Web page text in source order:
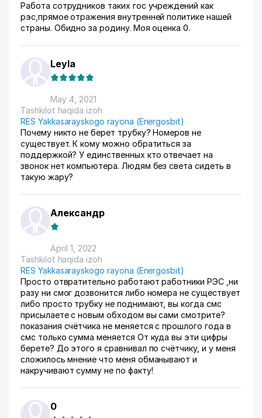
Работа сотрудников таких гос учреждений как
рэс,прямое отражения внутренней политике нашей
страны. Обидно за родину. Моя оценка 0.
Leyla
May 4, 2021
Tashkilot haqida izoh
RES Yakkasarayskogo rayona (Energosbit)
Почему никто не берет трубку? Номеров не
существует. К кому можно обратиться за
поддержкой? У единственных кто отвечает на
звонок нет компьютера. Людям без света сидеть в
такую жару?
Александр
April 1, 2022
Tashkilot haqida izoh
RES Yakkasarayskogo rayona (Energosbit)
Просто отвратительно работают работники РЭС ,ни
разу ни смог дозвонится либо номера не существует
либо просто трубку не поднимают, вы когда смс
присылаете с новым обходом вы сами смотрите?
показания счётчика не меняется с прошлого года в
смс только сумма меняется От куда вы эти цифры
берете? До этого я сравнивал по счётчику, и у меня
сложилось мнение что меня обманывают и
накручивают сумму не по факту!
0